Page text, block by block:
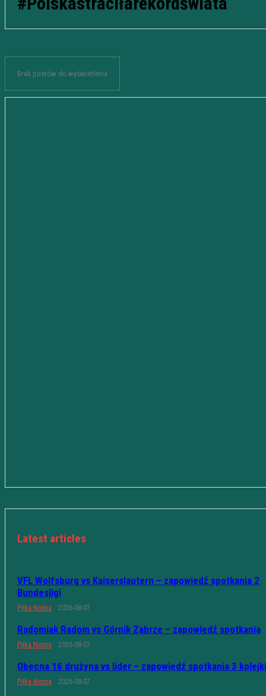
Brak postów do wyświetlenia
Latest articles
VFL Wolfsburg vs Kaiserslautern – zapowiedź spotkania 2
Bundesligi
Piłka Nożna 2026-08-07
Radomiak Radom vs Górnik Zabrze – zapowiedź spotkania
Piłka Nożna 2026-08-07
Obecna 16 drużyna vs lider – zapowiedź spotkania 3 kolejki
Piłka Nożna 2026-08-07